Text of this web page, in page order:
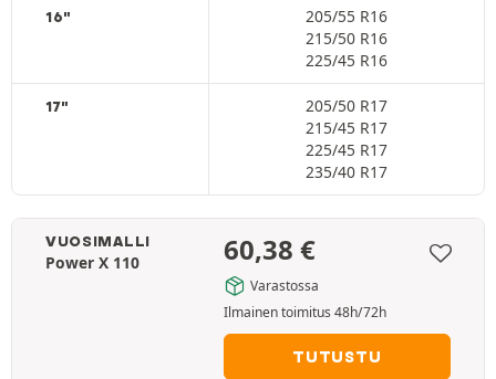
16"
205/55 R16
215/50 R16
225/45 R16
17"
205/50 R17
215/45 R17
225/45 R17
235/40 R17
VUOSIMALLI
Power X 110 60,38 €
Varastossa
Ilmainen toimitus 48h/72h
TUTUSTU